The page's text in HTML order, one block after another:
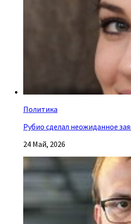
Политика
Рубио сделал неожиданное
24 Май, 2026